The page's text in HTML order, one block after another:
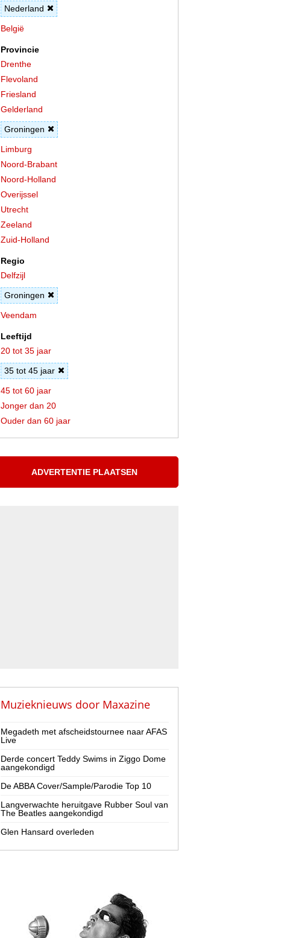
Nederland
België
Provincie
Drenthe
Flevoland
Friesland
Gelderland
Groningen
Limburg
Noord-Brabant
Noord-Holland
Overijssel
Utrecht
Zeeland
Zuid-Holland
Regio
Delfzijl
Groningen
Veendam
Leeftijd
20 tot 35 jaar
35 tot 45 jaar
45 tot 60 jaar
Jonger dan 20
Ouder dan 60 jaar
ADVERTENTIE PLAATSEN
Muzieknieuws door Maxazine
Megadeth met afscheidstournee naar AFAS
Live
Derde concert Teddy Swims in Ziggo Dome
aangekondigd
De ABBA Cover/Sample/Parodie Top 10
Langverwachte heruitgave Rubber Soul van
The Beatles aangekondigd
Glen Hansard overleden